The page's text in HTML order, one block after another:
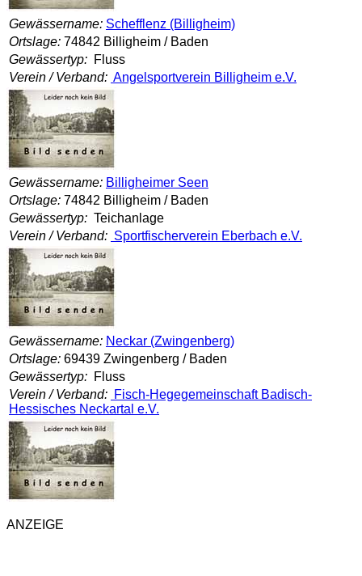
Gewässername: Schefflenz (Billigheim)
Ortslage: 74842 Billigheim / Baden
Gewässertyp: Fluss
Verein / Verband: Angelsportverein Billigheim e.V.
Gewässername: Billigheimer Seen
Ortslage: 74842 Billigheim / Baden
Gewässertyp: Teichanlage
Verein / Verband: Sportfischerverein Eberbach e.V.
Gewässername: Neckar (Zwingenberg)
Ortslage: 69439 Zwingenberg / Baden
Gewässertyp: Fluss
Verein / Verband: Fisch-Hegegemeinschaft Badisch-
Hessisches Neckartal e.V.
ANZEIGE